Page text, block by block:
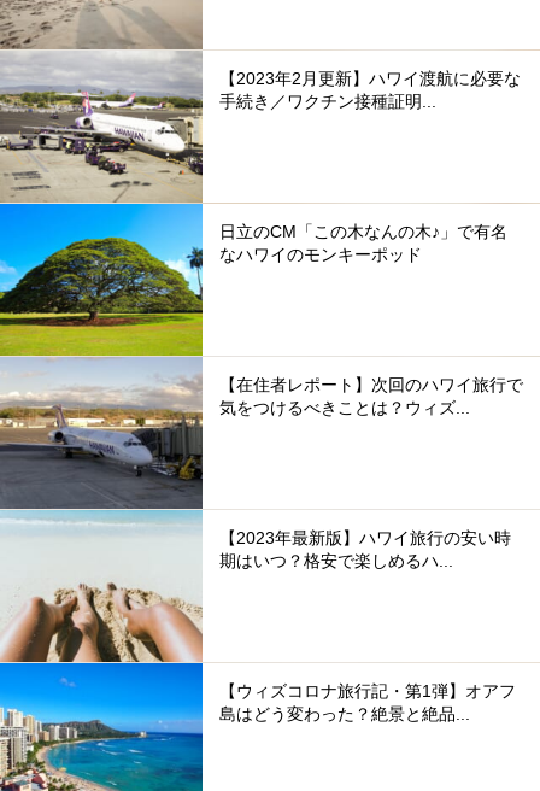
【2023年2月更新】ハワイ渡航に必要な
手続き／ワクチン接種証明...
日立のCM「この木なんの木♪」で有名
なハワイのモンキーポッド
【在住者レポート】次回のハワイ旅行で
気をつけるべきことは？ウィズ...
【2023年最新版】ハワイ旅行の安い時
期はいつ？格安で楽しめるハ...
【ウィズコロナ旅行記・第1弾】オアフ
島はどう変わった？絶景と絶品...